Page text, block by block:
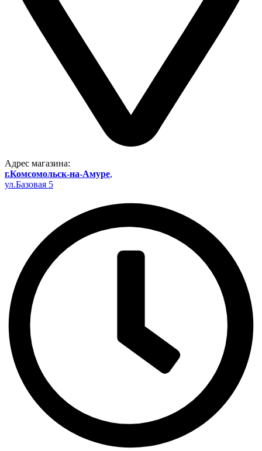
Адрес магазина:
г.Комсомольск-на-Амуре,
ул.Базовая 5